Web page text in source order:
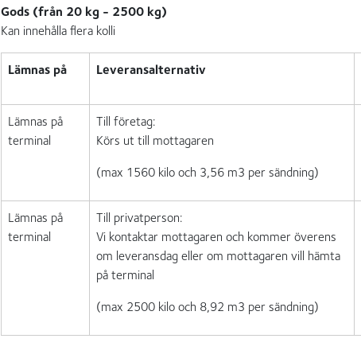
Gods (från 20 kg - 2500 kg)
Kan innehålla flera kolli
Lämnas på
Leveransalternativ
Lämnas på
terminal
Till företag:
Körs ut till mottagaren
(max 1560 kilo och 3,56 m3 per sändning)
Lämnas på
terminal
Till privatperson:
Vi kontaktar mottagaren och kommer överens
om leveransdag eller om mottagaren vill hämta
på terminal
(max 2500 kilo och 8,92 m3 per sändning)